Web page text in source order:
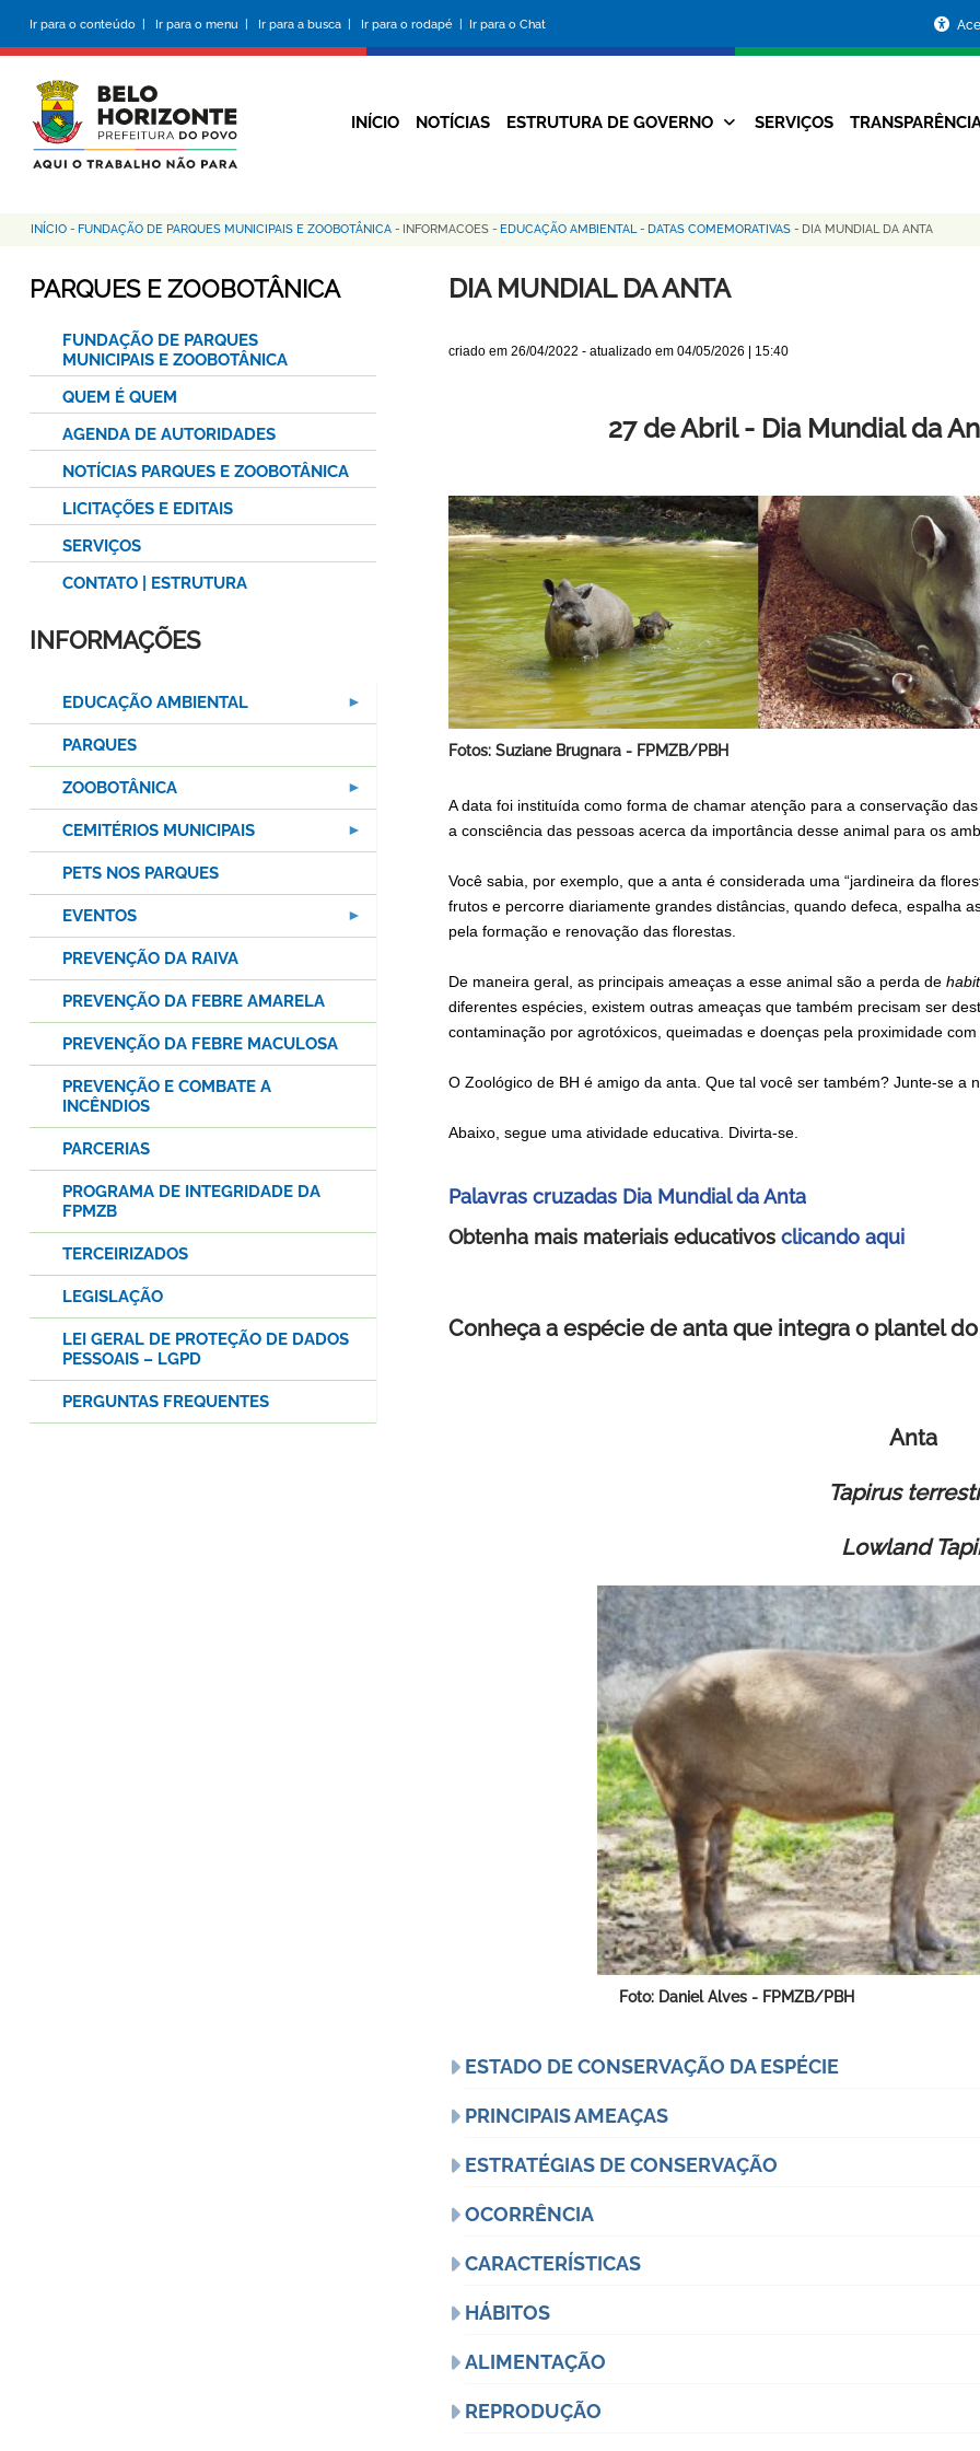
conteúdo
principal
Ir para o conteúdo | Ir para o menu | Ir para a busca | Ir para o rodapé | Ir para o Chat
da
Prefeitura
Navegação
INÍCIO NOTÍCIAS ESTRUTURA DE GOVERNO SERVIÇOS
Trilha
de
INÍCIO - FUNDAÇÃO DE PARQUES MUNICIPAIS E ZOOBOTÂNICA - INFORMACOES - EDUCAÇÃO AMBIENTAL - DATAS COMEMORATIVAS - DIA MUNDIAL DA ANTA
DIA MUNDIAL DA ANTA
criado em 26/04/2022 - atualizado em 04/05/2026 | 15:40
27 de Abril - Dia Mundial da
Fotos: Suziane Brugnara - FPMZB/PBH
A data foi instituída como forma de chamar atenção para a conservação
a consciência das pessoas acerca da importância desse animal para os
Você sabia, por exemplo, que a anta é considerada uma “jardineira da
frutos e percorre diariamente grandes distâncias, quando defeca, espalha
pela formação e renovação das florestas.
De maneira geral, as principais ameaças a esse animal são a perda de
diferentes espécies, existem outras ameaças que também precisam ser
contaminação por agrotóxicos, queimadas e doenças pela proximidade
O Zoológico de BH é amigo da anta. Que tal você ser também? Junte-se a
Abaixo, segue uma atividade educativa. Divirta-se.
Palavras cruzadas Dia Mundial da Anta
Obtenha mais materiais educativos clicando aqui
Conheça a espécie de anta que integra o plantel
Anta
Tapirus
Lowland
Foto: Daniel Alves - FPMZB/PBH
ESTADO DE CONSERVAÇÃO DA ESPÉCIE
PRINCIPAIS AMEAÇAS
ESTRATÉGIAS DE CONSERVAÇÃO
OCORRÊNCIA
CARACTERÍSTICAS
HÁBITOS
ALIMENTAÇÃO
REPRODUÇÃO
PARQUES E ZOOBOTÂNICA
FUNDAÇÃO DE PARQUES
MUNICIPAIS E ZOOBOTÂNICA
QUEM É QUEM
AGENDA DE AUTORIDADES
NOTÍCIAS PARQUES E ZOOBOTÂNICA
LICITAÇÕES E EDITAIS
SERVIÇOS
CONTATO | ESTRUTURA
INFORMAÇÕES
EDUCAÇÃO AMBIENTAL
PARQUES
ZOOBOTÂNICA
CEMITÉRIOS MUNICIPAIS
PETS NOS PARQUES
EVENTOS
PREVENÇÃO DA RAIVA
PREVENÇÃO DA FEBRE AMARELA
PREVENÇÃO DA FEBRE MACULOSA
PREVENÇÃO E COMBATE A
INCÊNDIOS
PARCERIAS
PROGRAMA DE INTEGRIDADE DA
FPMZB
TERCEIRIZADOS
LEGISLAÇÃO
LEI GERAL DE PROTEÇÃO DE DADOS
PESSOAIS – LGPD
PERGUNTAS FREQUENTES